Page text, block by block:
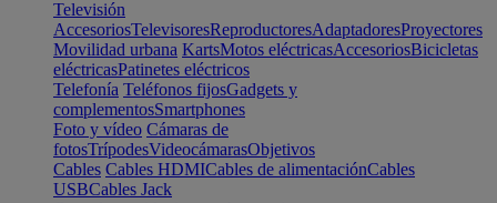
Televisión
AccesoriosTelevisoresReproductoresAdaptadoresProyectores
Movilidad urbana KartsMotos eléctricasAccesoriosBicicletas
eléctricasPatinetes eléctricos
Telefonía Teléfonos fijosGadgets y
complementosSmartphones
Foto y vídeo Cámaras de
fotosTrípodesVideocámarasObjetivos
Cables Cables HDMICables de alimentaciónCables
USBCables Jack